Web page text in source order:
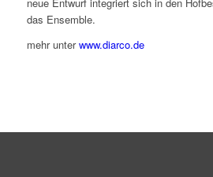
das Ensemble.
mehr unterwww.diarco.de